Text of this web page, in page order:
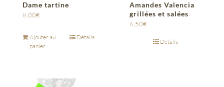
Dame tartine
8,00€
Ajouter au
panier
Détails
Amandes Valencia
grillées et salées
6,50€
Détails